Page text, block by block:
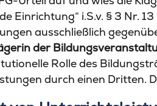
Einrichtung“ i.S.v. § 3 Nr.
ausschließlich
der
Rolle des
durch einen Dritten.